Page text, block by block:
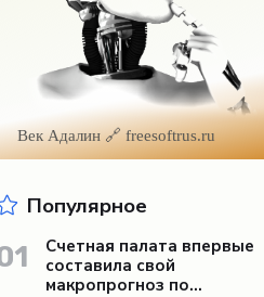
Век Адалин 🔗 freesoftrus.ru
Популярное
Счетная палата впервые
составила свой
макропрогноз по